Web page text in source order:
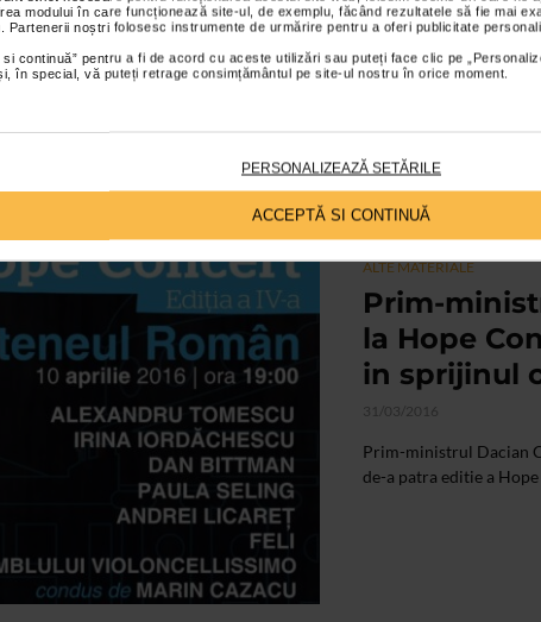
modului în care funcționează site-ul, de exemplu, făcând rezultatele să fie mai
Partenerii noștri folosesc instrumente de urmărire pentru a oferi publicitate
continuă” pentru a fi de acord cu aceste utilizări sau puteți face clic pe
în special, vă puteți retrage consimțământul pe site-ul nostru în orice moment.
PERSONALIZEAZĂ SETĂRILE
ACCEPTĂ SI CONTINUĂ
08/04/2016
Duminica, 10 aprilie,
Concert, evenimentul
ALTE MATERIALE
Prim-
la Hope
in sprijinul
31/03/2016
Prim-ministrul Dacian
de-a patra editie a